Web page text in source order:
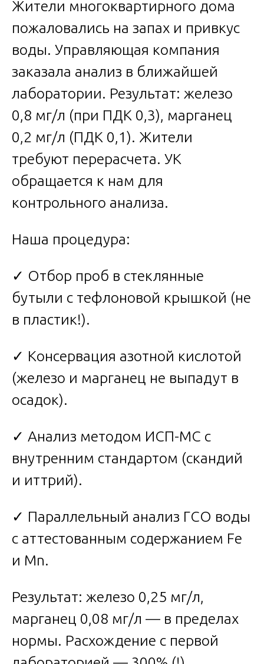
Жители многоквартирного дома
пожаловались на запах и привкус
воды. Управляющая компания
заказала анализ в ближайшей
лаборатории. Результат: железо
0,8 мг/л (при ПДК 0,3), марганец
0,2 мг/л (ПДК 0,1). Жители
требуют перерасчета. УК
обращается к нам для
контрольного анализа.
Наша процедура:
✓ Отбор проб в стеклянные
бутыли с тефлоновой крышкой (не
в пластик!).
✓ Консервация азотной кислотой
(железо и марганец не выпадут в
осадок).
✓ Анализ методом ИСП-МС с
внутренним стандартом (скандий
и иттрий).
✓ Параллельный анализ ГСО воды
с аттестованным содержанием Fe
и Mn.
Результат: железо 0,25 мг/л,
марганец 0,08 мг/л — в пределах
нормы. Расхождение с первой